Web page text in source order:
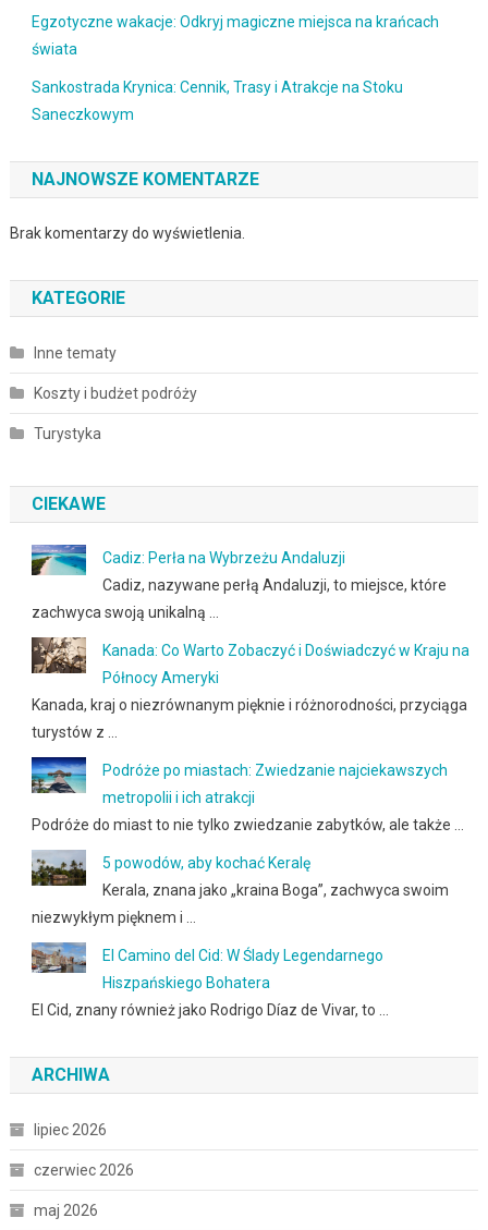
Egzotyczne wakacje: Odkryj magiczne miejsca na krańcach
świata
Sankostrada Krynica: Cennik, Trasy i Atrakcje na Stoku
Saneczkowym
NAJNOWSZE KOMENTARZE
Brak komentarzy do wyświetlenia.
KATEGORIE
Inne tematy
Koszty i budżet podróży
Turystyka
CIEKAWE
Cadiz: Perła na Wybrzeżu Andaluzji
Cadiz, nazywane perłą Andaluzji, to miejsce, które
zachwyca swoją unikalną …
Kanada: Co Warto Zobaczyć i Doświadczyć w Kraju na
Północy Ameryki
Kanada, kraj o niezrównanym pięknie i różnorodności, przyciąga
turystów z …
Podróże po miastach: Zwiedzanie najciekawszych
metropolii i ich atrakcji
Podróże do miast to nie tylko zwiedzanie zabytków, ale także …
5 powodów, aby kochać Keralę
Kerala, znana jako „kraina Boga”, zachwyca swoim
niezwykłym pięknem i …
El Camino del Cid: W Ślady Legendarnego
Hiszpańskiego Bohatera
El Cid, znany również jako Rodrigo Díaz de Vivar, to …
ARCHIWA
lipiec 2026
czerwiec 2026
maj 2026